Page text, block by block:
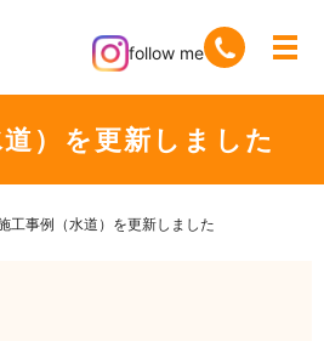
follow me
）を更新しました
工事例（水道）を更新しました